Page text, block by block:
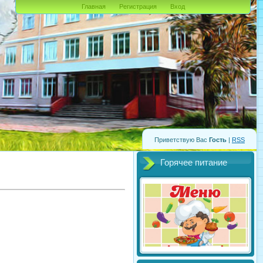
Приветствую Вас Гость | RSS
Главная Регистрация Вход
Горячее питание